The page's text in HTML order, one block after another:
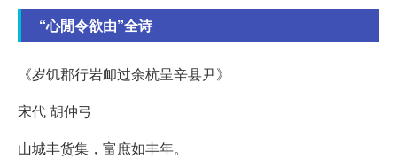
“心閒令欲由”全诗
《岁饥郡行岩卹过余杭呈辛县尹》
宋代 胡仲弓
山城丰货集，富庶如丰年。